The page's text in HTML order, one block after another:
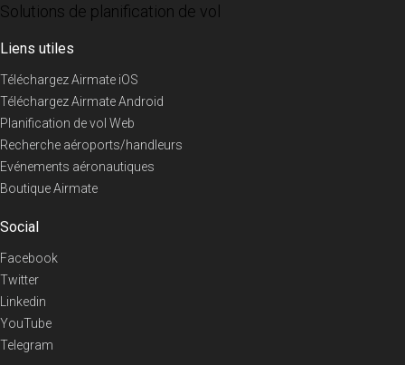
Solutions de planification de vol
Liens utiles
Téléchargez Airmate iOS
Téléchargez Airmate Android
Planification de vol Web
Recherche aéroports/handleurs
Evénements aéronautiques
Boutique Airmate
Social
Facebook
Twitter
Linkedin
YouTube
Telegram